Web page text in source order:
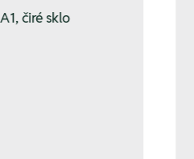
čiré sklo